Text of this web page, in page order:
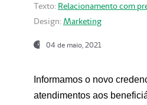
Texto: Relacionamento com
Design: Marketing
04 de maio, 2021
Informamos o novo
atendimentos aos